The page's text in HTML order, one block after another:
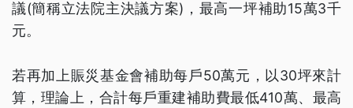
議(簡稱立法院主決議方案)，最高一坪補助15萬3千
元。
若再加上賑災基金會補助每戶50萬元，以30坪來計
算，理論上，合計每戶重建補助費最低410萬、最高